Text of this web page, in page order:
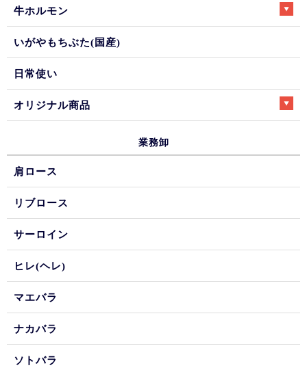
牛ホルモン
いがやもちぶた(国産)
日常使い
オリジナル商品
業務卸
肩ロース
リブロース
サーロイン
ヒレ(ヘレ)
マエバラ
ナカバラ
ソトバラ